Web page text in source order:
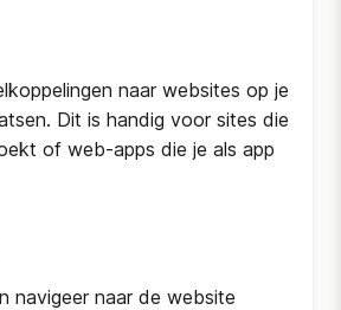
naar websites op je
Dit is handig voor sites die
of web-apps die je als app
navigeer naar de website